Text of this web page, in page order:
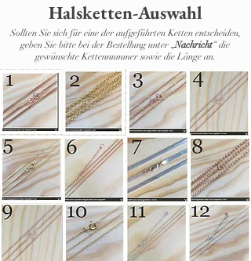
Halsketten-Auswahl
Sollten Sie sich für eine der aufgeführten Ketten entscheiden,
geben Sie bitte bei der Bestellung unter „Nachricht“ die
gewünschte Kettennummer sowie die Länge an.